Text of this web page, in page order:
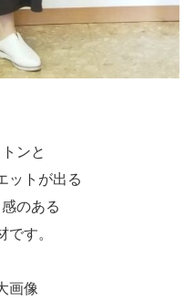
ンと
ットが出る
のある
です。
画像